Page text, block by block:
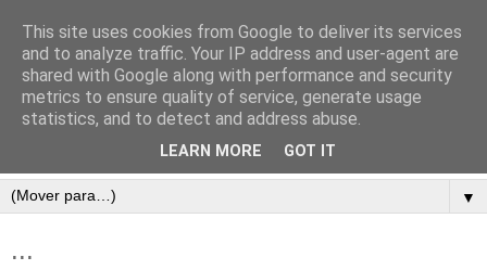
▼
...
This site uses cookies from Google to deliver its services
and to analyze traffic. Your IP address and user-agent are
shared with Google along with performance and security
metrics to ensure quality of service, generate usage
statistics, and to detect and address abuse.
LEARN MORE GOT IT